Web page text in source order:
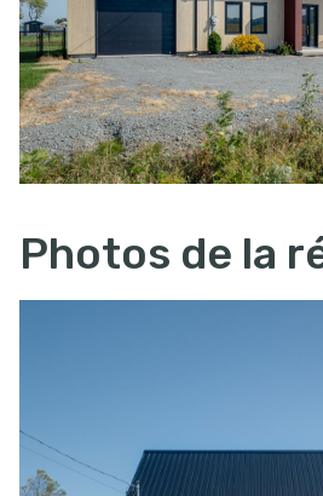
Photos de la